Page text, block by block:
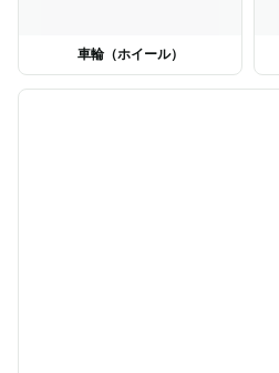
車輪（ホイール）